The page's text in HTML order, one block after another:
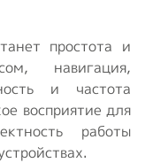
простота и
навигация,
и частота
восприятие для
работы